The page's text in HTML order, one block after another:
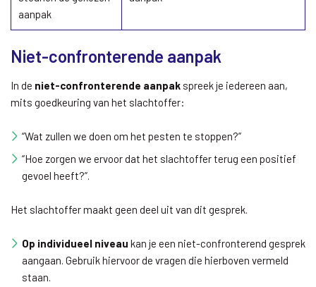
aanpak
Niet-confronterende aanpak
In de niet-confronterende aanpak spreek je iedereen aan,
mits goedkeuring van het slachtoffer:
“Wat zullen we doen om het pesten te stoppen?”
“Hoe zorgen we ervoor dat het slachtoffer terug een positief
gevoel heeft?”.
Het slachtoffer maakt geen deel uit van dit gesprek.
Op individueel niveau kan je een niet-confronterend gesprek
aangaan. Gebruik hiervoor de vragen die hierboven vermeld
staan.